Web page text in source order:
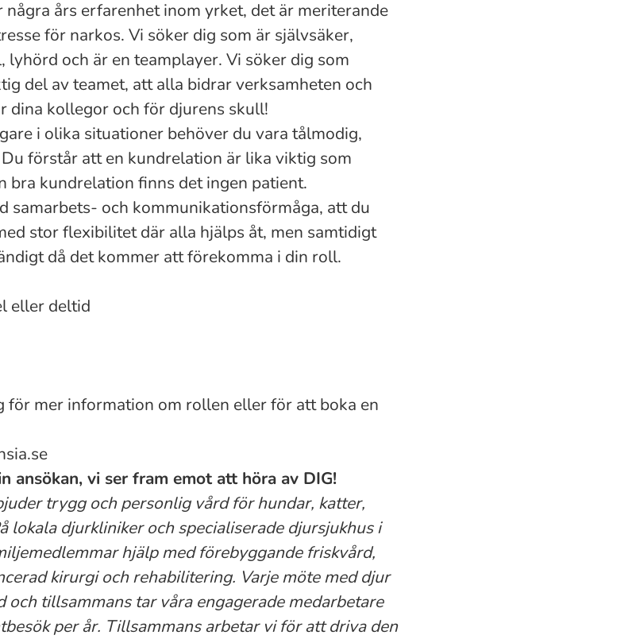
års erfarenhet inom yrket, det är meriterande
för narkos. Vi söker dig som är självsäker,
lyhörd och är en teamplayer. Vi söker dig som
del av teamet, att alla bidrar verksamheten och
dina kollegor och för djurens skull!
i olika situationer behöver du vara tålmodig,
Du förstår att en kundrelation är lika viktig som
bra kundrelation finns det ingen patient.
samarbets- och kommunikationsförmåga, att du
stor flexibilitet där alla hjälps åt, men samtidigt
då det kommer att förekomma i din roll.
eller deltid
för mer information om rollen eller för att boka en
ansökan, vi ser fram emot att höra av DIG!
trygg och personlig vård för hundar, katter,
lokala djurkliniker och specialiserade djursjukhus i
hjälp med förebyggande friskvård,
kirurgi och rehabilitering. Varje möte med djur
och tillsammans tar våra engagerade medarbetare
per år. Tillsammans arbetar vi för att driva den